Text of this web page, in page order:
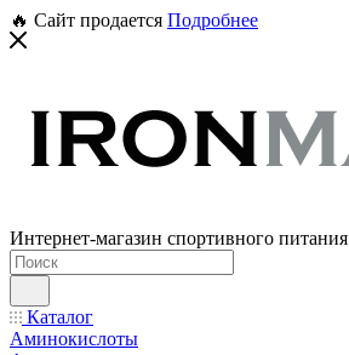
🔥 Сайт продается Подробнее
Интернет-магазин спортивного питания
Каталог
Аминокислоты